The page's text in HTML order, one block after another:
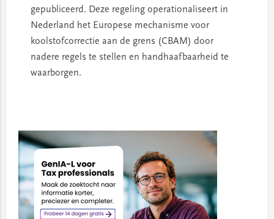
gepubliceerd. Deze regeling operationaliseert in
Nederland het Europese mechanisme voor
koolstofcorrectie aan de grens (CBAM) door
nadere regels te stellen en handhaafbaarheid te
waarborgen.
Sidebar